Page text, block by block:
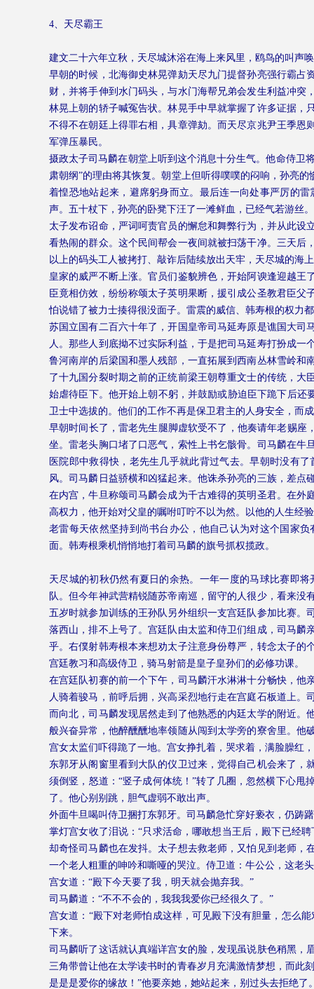
4、天尽霸王
建文二十六年立秋，天尽城沐浴在海上来风里，鸥鸟的叫声
早朝的时候，北海御史林晃弹劾天尽九门提督孙亮强行霸
财，并将手伸到水门码头，与水门海帮兄弟会发生利益冲
林晃上朝的轿子喊冤告状。林晃手中早就掌握了许多证据
不得不在朝廷上得罪右相，具章弹劾。而天尽京兆尹王季
军弹压暴民。
摄政太子司马麟在朝堂上听到这个消息十分生气。他命侍卫
肃朝纲”的理由将其恢复。朝堂上但听得噗噗的闷响，孙亮
着惶恐地站起来，避席躬身而立。最后连一向处事严厉的
声。五十杖下，孙亮的卧凳下汪了一滩鲜血，已经气若游丝。
太子发布诏命，严词呵责官员的懈怠和舞弊行为，并从此
看热闹的群众。这个民间帮会一夜间就被扫荡干净。三天
以上的码头工人被拷打、敲诈后陆续放出天牢，天尽城的海
皇家的威严不断上涨。官员们鉴貌辨色，开始阿谀逢迎越
臣竟相仿效，纷纷称颂太子英明果断，援引成公圣教君臣
怕说错了被力士揍得很没面子。雷震的威信、韩寿根的权力
苏国立国有二百六十年了，开国皇帝司马延寿原是谯国大
人。那些人到底拗不过实际利益，于是把司马延寿打扮成
鲁河南岸的后梁国和墨人残部，一直拓展到西南丛林雪岭
了十九国分裂时期之前的正统前梁王朝尊重文士的传统，
始虐待臣下。他开始上朝不躬，并鼓励或胁迫臣下跪下后还
卫士中选拔的。他们的工作不再是保卫君主的人身安全，而
早朝时间长了，雷老先生腿脚虚软受不了，他奏请年老赐座
坐。雷老头胸口堵了口恶气，索性上书乞骸骨。司马麟在
医院郎中救得快，老先生几乎就此背过气去。早朝时没有
风。司马麟日益骄横和凶猛起来。他诛杀孙亮的三族，差
在内宫，牛旦称颂司马麟会成为千古难得的英明圣君。在
高权力，他开始对父皇的嘱咐叮咛不以为然。以他的人生经
老雷每天依然坚持到尚书台办公，他自己认为对这个国家
面。韩寿根乘机悄悄地打着司马麟的旗号抓权揽政。
天尽城的初秋仍然有夏日的余热。一年一度的马球比赛即
队。但今年神武营精锐随苏帝南巡，留守的人很少，看来
五岁时就参加训练的王孙队另外组织一支宫廷队参加比赛
落西山，排不上号了。宫廷队由太监和侍卫们组成，司马
乎。右僕射韩寿根本来想劝太子注意身份尊严，转念太子
宫廷教习和高级侍卫，骑马射箭是皇子皇孙们的必修功课。
在宫廷队初赛的前一个下午，司马麟汗水淋淋十分畅快，
人骑着骏马，前呼后拥，兴高采烈地行走在宫庭石板道上
而向北，司马麟发现居然走到了他熟悉的内廷太学的附近
般兴奋异常，他醉醺醺地率领随从闯到太学旁的寮舍里。
宫女太监们吓得跪了一地。宫女挣扎着，哭求着，满脸臊红
东郭牙从阁窗里看到大队的仪卫过来，觉得自己机会来了
须倒竖，怒道：“竖子成何体统！”转了几圈，忽然横下心
了。他心别别跳，胆气虚弱不敢出声。
外面牛旦喝叫侍卫捆打东郭牙。司马麟急忙穿好亵衣，仍踌
掌灯宫女收了泪说：“只求活命，哪敢想当王后，殿下已经
却奇怪司马麟也在发抖。太子想去救老师，又怕见到老师
一个老人粗重的呻吟和嘶哑的哭泣。侍卫道：牛公公，这老
宫女道：“殿下今天要了我，明天就会抛弃我。”
司马麟道：“不不不会的，我我我爱你已经很久了。”
宫女道：“殿下对老师怕成这样，可见殿下没有胆量，怎么
下来。
司马麟听了这话就认真端详宫女的脸，发现虽说肤色稍黑
三角带曾让他在太学读书时的青春岁月充满激情梦想，而此
是是是爱你的缘故！”他要亲她，她站起来，别过头去拒绝了